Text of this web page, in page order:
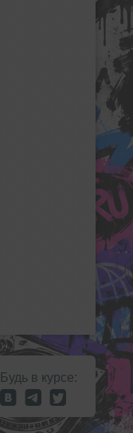
Будь в курсе: